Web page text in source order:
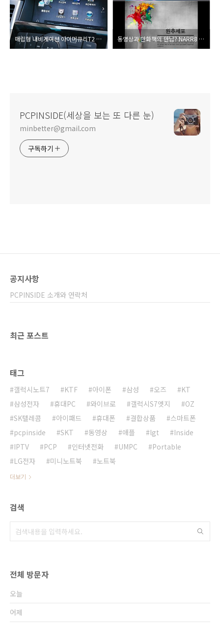
매립형 내비게이션 아이머큐리T2 사용후기 ‘내비에 가장 중요한 메뉴 그리고 UI’ 동영상과 만화책의 만남? NARR8 인터랙티브 e-book의 가능성은?
PCPINSIDE(세상을 보는 또 다른 눈)
minbetter@gmail.com
구독하기
공지사항
PCPINSIDE 소개와 연락처
최근 포스트
태그
갤럭시노트7 KTF 아이폰 삼성 오즈
KT
삼성전자
휴대PC 와이브로 갤럭시S7엣지
OZ
SK텔레콤
아이패드 휴대폰 결합상품
스마트폰
pcpinside
SKT 동영상 애플 lgt
Inside
IPTV
PCP 인터넷전화 UMPC
Portable
LG전자
미니노트북 노트북
더보기
검색
전체 방문자
오늘
어제